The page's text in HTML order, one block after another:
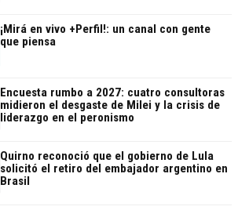
¡Mirá en vivo +Perfil!: un canal con gente
que piensa
Encuesta rumbo a 2027: cuatro consultoras
midieron el desgaste de Milei y la crisis de
liderazgo en el peronismo
Quirno reconoció que el gobierno de Lula
solicitó el retiro del embajador argentino en
Brasil